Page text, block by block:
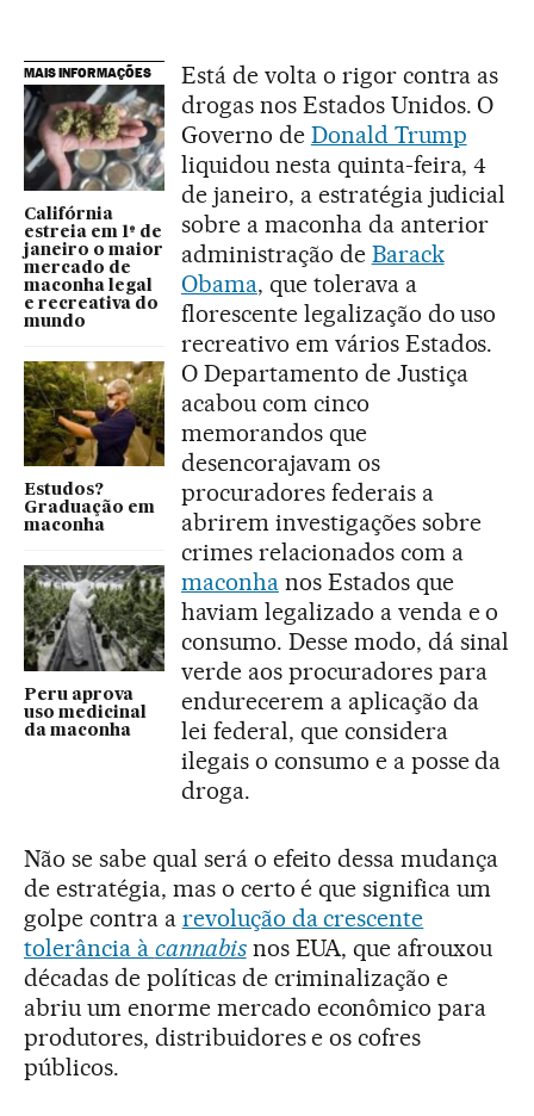
MAIS INFORMAÇÕES
Califórnia
estreia em 1º de
janeiro o maior
mercado de
maconha legal
e recreativa do
mundo
Estudos?
Graduação em
maconha
Peru aprova
uso medicinal
da maconha
Está de volta o rigor contra as
drogas nos Estados Unidos. O
Governo de Donald Trump
liquidou nesta quinta-feira, 4
de janeiro, a estratégia judicial
sobre a maconha da anterior
administração de Barack
Obama, que tolerava a
florescente legalização do uso
recreativo em vários Estados.
O Departamento de Justiça
acabou com cinco
memorandos que
desencorajavam os
procuradores federais a
abrirem investigações sobre
crimes relacionados com a
maconhanos Estados que
haviam legalizado a venda e o
consumo. Desse modo, dá sinal
verde aos procuradores para
endurecerem a aplicação da
lei federal, que considera
ilegais o consumo e a posse da
droga.
Não se sabe qual será o efeito dessa mudança
de estratégia, mas o certo é que significa um
golpe contra a revolução da crescente
tolerância à cannabisnos EUA, que afrouxou
décadas de políticas de criminalização e
abriu um enorme mercado econômico para
produtores, distribuidores e os cofres
públicos.